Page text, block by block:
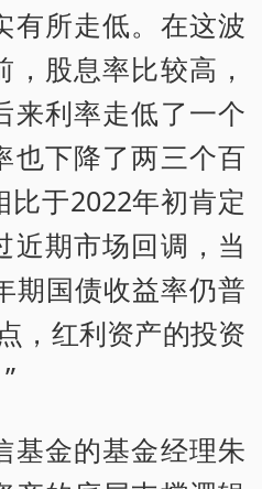
有所走低。在这波
股息率比较高，
来利率走低了一个
也下降了两三个百
于2022年初肯定
近期市场回调，当
期国债收益率仍普
，红利资产的投资
金的基金经理朱